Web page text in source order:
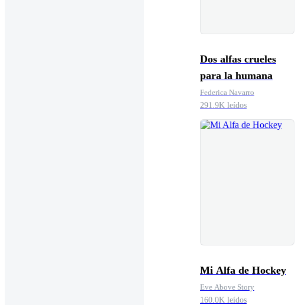
Dos alfas crueles
para la humana
Federica Navarro
291.9K leídos
Mi Alfa de Hockey
Eve Above Story
160.0K leídos